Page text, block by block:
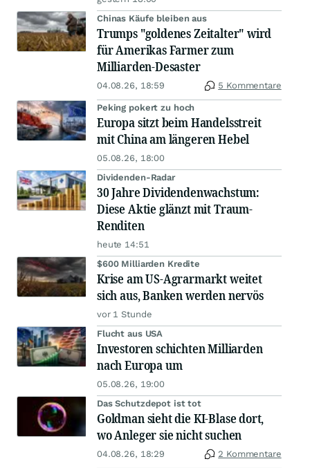
Chinas Käufe bleiben aus
Trumps "goldenes Zeitalter" wird
für Amerikas Farmer zum
Milliarden-Desaster
04.08.26, 18:59 5 Kommentare
Peking pokert zu hoch
Europa sitzt beim Handelsstreit
mit China am längeren Hebel
05.08.26, 18:00
Dividenden-Radar
30 Jahre Dividendenwachstum:
Diese Aktie glänzt mit Traum-
Renditen
heute 14:51
$600 Milliarden Kredite
Krise am US-Agrarmarkt weitet
sich aus, Banken werden nervös
vor 1 Stunde
Flucht aus USA
Investoren schichten Milliarden
nach Europa um
05.08.26, 19:00
Das Schutzdepot ist tot
Goldman sieht die KI-Blase dort,
wo Anleger sie nicht suchen
04.08.26, 18:29 2 Kommentare